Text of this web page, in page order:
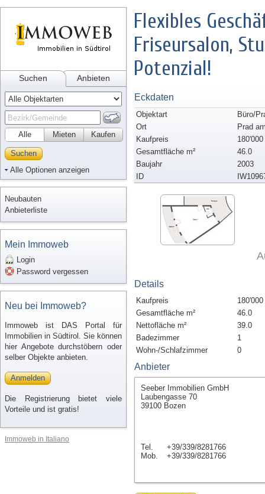
Suchen Anbieten
Alle Kaufen
Mieten
Suchen
Alle Optionen anzeigen
Neubauten
Anbieterliste
Mein Immoweb
Login
Password vergessen
Neu bei Immoweb?
Immoweb ist DAS Portal für
Immobilien in Südtirol. Sie können
hier Angebote durchstöbern oder
selber Objekte anbieten.
Anmelden
Die Registrierung bietet viele
Vorteile und ist gratis!
Immoweb in Italiano
Flexibles
Friseursalon,
Potenzial!
Eckdaten
Objektart
Büro/
Ort
Prad
Kaufpreis
180'000
Gesamtfläche m²
46.0
Baujahr
2003
ID
Details
Kaufpreis
180'000
Gesamtfläche m²
46.0
Nettofläche m²
39.0
Badezimmer
1
Wohn-/Schlafzimmer
0
Anbieter
Seeber Immobilien GmbH
Laubengasse 70
39100 Bozen
Tel.
+39/339/8281766
Mob.
+39/339/8281766